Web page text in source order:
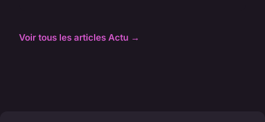
Voir tous les articles Actu →